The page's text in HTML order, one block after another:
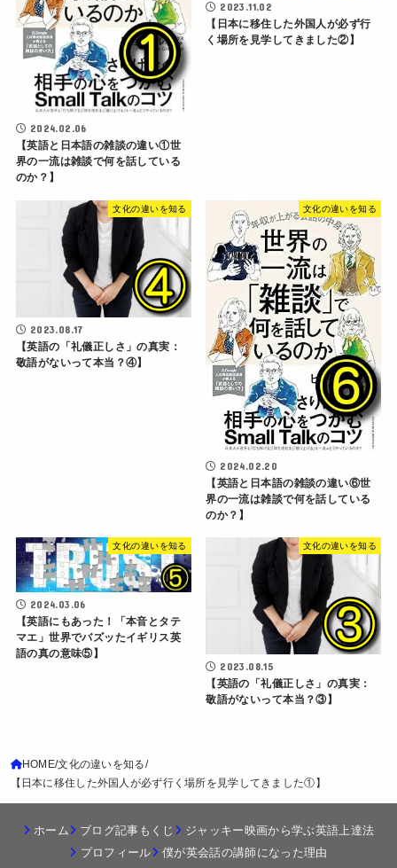
2024.02.06
【英語と日本語の雑談の違い①世
界の一流は雑談で何を話している
のか？】
2023.11.02
【日本に移住した外国人が必ず行
く場所を見学してきました②】
文化の違いを知る
2023.08.17
【英語の「礼儀正しさ」の真実：
敬語がないって本当？④】
文化の違いを知る
2024.02.20
【英語と日本語の雑談の違い⑥世
界の一流は雑談で何を話している
のか？】
文化の違いを知る
2024.03.06
【英語にもあった！「本音とタテ
マエ」世界でバズッたイギリス英
語の真の意味⑤】
文化の違いを知る
2023.08.15
【英語の「礼儀正しさ」の真実：
敬語がないって本当？③】
HOME 文化の違いを知る
【日本に移住した外国人が必ず行く場所を見学してきました①】
ホーム ブログ記事もくじ
ジャッキー映画から学ぶ英語上達法
プロフィール
僕が英会話の講師になった理由